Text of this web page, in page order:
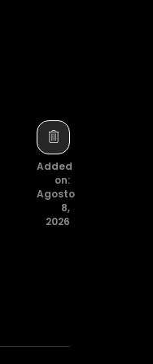
Added
on:
Agosto
8,
2026